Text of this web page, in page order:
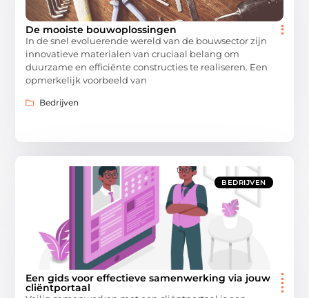
De mooiste bouwoplossingen
In de snel evoluerende wereld van de bouwsector zijn
innovatieve materialen van cruciaal belang om
duurzame en efficiënte constructies te realiseren. Een
opmerkelijk voorbeeld van
Bedrijven
BEDRIJVEN
Een gids voor effectieve samenwerking via jouw
cliëntportaal